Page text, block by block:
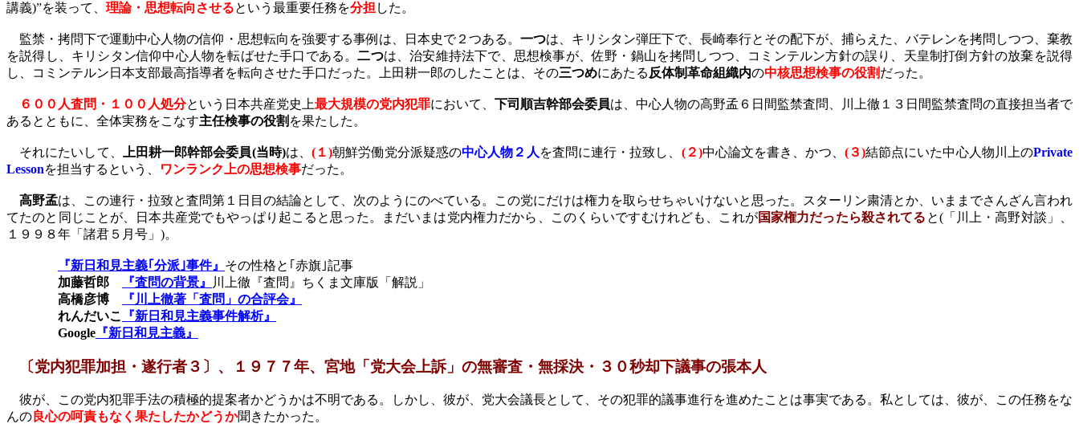
講義)”を装って、 理論・思想転向させるという最重要任務を分担 した。
監禁・拷問下で運動中心人物の信仰・思想転向を強要する事例は、日本史で２つある。 一つは、キリシタン弾圧下で、長崎奉行とその配下が、捕らえた、バテレンを拷問しつつ、棄教
を説得し、キリシタン信仰中心人物を転ばせた手口である。二つは、治安維持法下で、思想検事が、佐野・鍋山を拷問しつつ、コミンテルン方針の誤り、天皇制打倒方針の放棄を説得
し、コミンテルン日本支部最高指導者を転向させた手口だった。上田耕一郎のしたことは、その三つめにあたる 反体制革命組織内の中核思想検事の役割だった。
６００人査問・１００人処分という日本共産党史上最大規模の党内犯罪において、 下司順吉幹部会委員は、中心人物の高野孟６日間監禁査問、川上徹１３日間監禁査問の直接担当者で
あるとともに、全体実務をこなす主任検事の役割 を果たした。
それにたいして、 上田耕一郎幹部会委員(当時)は、( １)朝鮮労働党分派疑惑の中心人物２人 を査問に連行・拉致し、 (２)中心論文を書き、かつ、 (３)結節点にいた中心人物川上のPrivate
Lessonを担当するという、 ワンランク上の思想検事だった。
高野孟は、この連行・拉致と査問第１日目の結論として、次のようにのべている。この党にだけは権力を取らせちゃいけないと思った。スターリン粛清とか、いままでさんざん言われ
てたのと同じことが、日本共産党でもやっぱり起こると思った。まだいまは党内権力だから、このくらいですむけれども、これが国家権力だったら殺されてる と(「川上・高野対談」、
１９９８年「諸君５月号」 )。
『新日和見主義｢分派｣事件』 その性格と｢赤旗｣記事
加藤哲郎
『査問の背景』 川上徹 『査問』ちくま文庫版「解説」
高橋彦博
『川上徹著「査問」の合評会』
れんだいこ
『新日和見主義事件解析』
Google 『新日和見主義』
〔党内犯罪加担・遂行者３〕、１９７７年、宮地「党大会上訴」の無審査 ・無採決・３０秒却下議事の張本人
彼が、この党内犯罪手法の積極的提案者かどうかは不明である。しかし、彼が、党大会議長として、その犯罪的議事進行を進めたことは事実である。私としては、彼が、この任務をな
んの 良心の呵責もなく果たしたかどうか聞きたかった。